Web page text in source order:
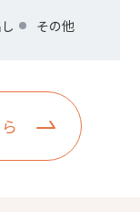
その他